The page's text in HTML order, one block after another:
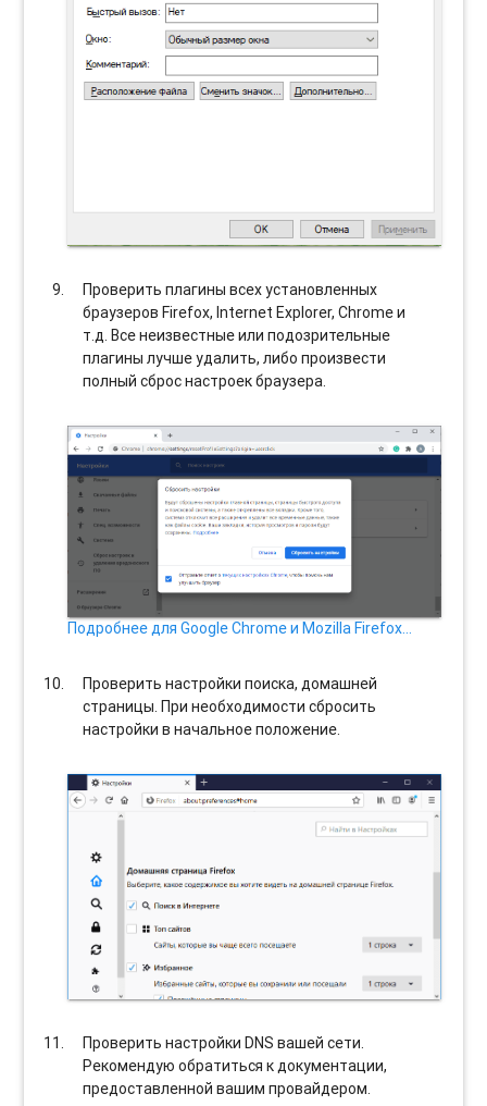
Проверить плагины всех установленных
браузеров Firefox, Internet Explorer, Chrome и
т.д. Все неизвестные или подозрительные
плагины лучше удалить, либо произвести
полный сброс настроек браузера.
Подробнее для Google Chrome и Mozilla Firefox…
Проверить настройки поиска, домашней
страницы. При необходимости сбросить
настройки в начальное положение.
Проверить настройки DNS вашей сети.
Рекомендую обратиться к документации,
предоставленной вашим провайдером.